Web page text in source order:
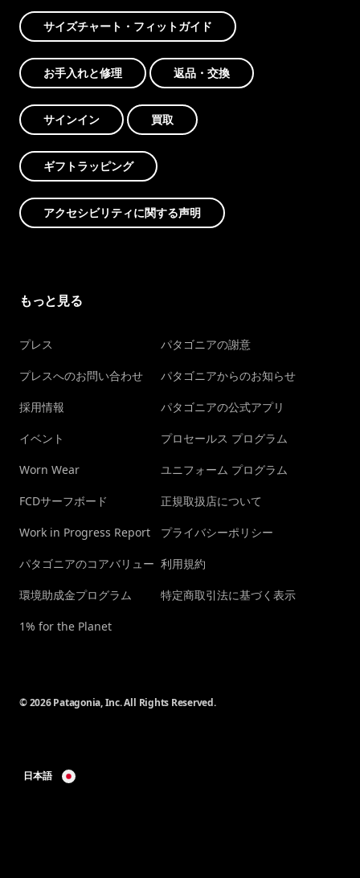
サイズチャート・フィットガイド
お手入れと修理 返品・交換
サインイン 買取
ギフトラッピング
アクセシビリティに関する声明
もっと見る
プレス
プレスへのお問い合わせ
採用情報
イベント
Worn Wear
FCDサーフボード
Work in Progress Report
パタゴニアのコアバリュー
環境助成金プログラム
1% for the Planet
パタゴニアの謝意
パタゴニアからのお知らせ
パタゴニアの公式アプリ
プロセールス プログラム
ユニフォーム プログラム
正規取扱店について
プライバシーポリシー
利用規約
特定商取引法に基づく表示
© 2026 Patagonia, Inc. All Rights Reserved.
日本語